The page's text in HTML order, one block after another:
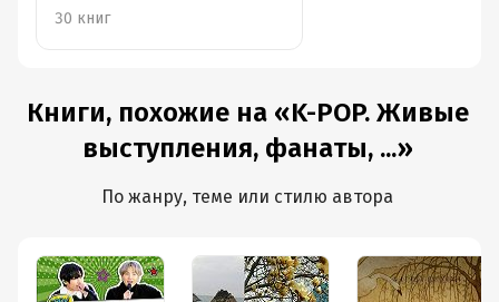
30 книг
Книги, похожие на «K-POP. Живые
выступления, фанаты, ...»
По жанру, теме или стилю автора